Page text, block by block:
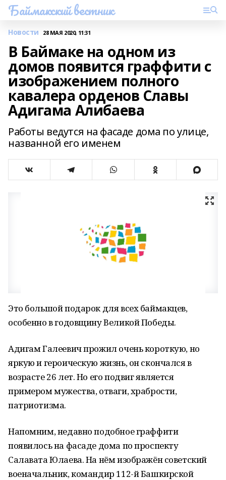
Баймакский вестник
Новости 28 МАЯ 2020, 11:31
В Баймаке на одном из
домов появится граффити с
изображением полного
кавалера орденов Славы
Адигама Алибаева
Работы ведутся на фасаде дома по улице,
названной его именем
Это большой подарок для всех баймакцев,
особенно в годовщину Великой Победы.
Адигам Галеевич прожил очень короткую, но
яркую и героическую жизнь, он скончался в
возрасте 26 лет. Но его подвиг является
примером мужества, отваги, храбрости,
патриотизма.
Напомним, недавно подобное граффити
появилось на фасаде дома по проспекту
Салавата Юлаева. На нём изображён советский
военачальник, командир 112-й Башкирской